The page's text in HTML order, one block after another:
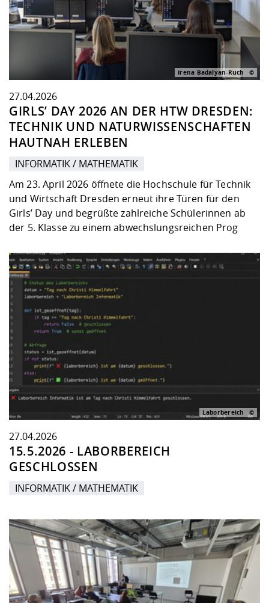
GIRLS’ DAY 2026 AN DER HTW DRESDEN:
TECHNIK UND NATURWISSENSCHAFTEN
HAUTNAH ERLEBEN
27.04.2026
INFORMATIK / MATHEMATIK
Am 23. April 2026 öffnete die Hochschule für Technik
und Wirtschaft Dresden erneut ihre Türen für den
Girls’ Day und begrüßte zahlreiche Schülerinnen ab
der 5. Klasse zu einem abwechslungsreichen Prog
Irena Badalyan-Ruch
15.5.2026 - LABORBEREICH
GESCHLOSSEN
27.04.2026
INFORMATIK / MATHEMATIK
Laborbereich